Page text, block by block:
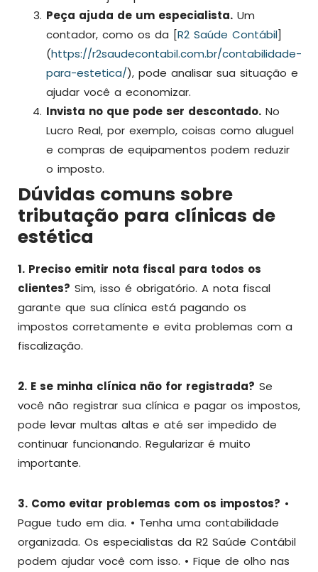
Peça ajuda de um especialista. Um
contador, como os da [R2 Saúde Contábil]
(https://r2saudecontabil.com.br/contabilidade-
para-estetica/), pode analisar sua situação e
ajudar você a economizar.
Invista no que pode ser descontado. No
Lucro Real, por exemplo, coisas como aluguel
e compras de equipamentos podem reduzir
o imposto.
Dúvidas comuns sobre
tributação para clínicas de
estética
1. Preciso emitir nota fiscal para todos os
clientes? Sim, isso é obrigatório. A nota fiscal
garante que sua clínica está pagando os
impostos corretamente e evita problemas com a
fiscalização.
2. E se minha clínica não for registrada? Se
você não registrar sua clínica e pagar os impostos,
pode levar multas altas e até ser impedido de
continuar funcionando. Regularizar é muito
importante.
3. Como evitar problemas com os impostos? •
Pague tudo em dia. • Tenha uma contabilidade
organizada. Os especialistas da R2 Saúde Contábil
podem ajudar você com isso. • Fique de olho nas